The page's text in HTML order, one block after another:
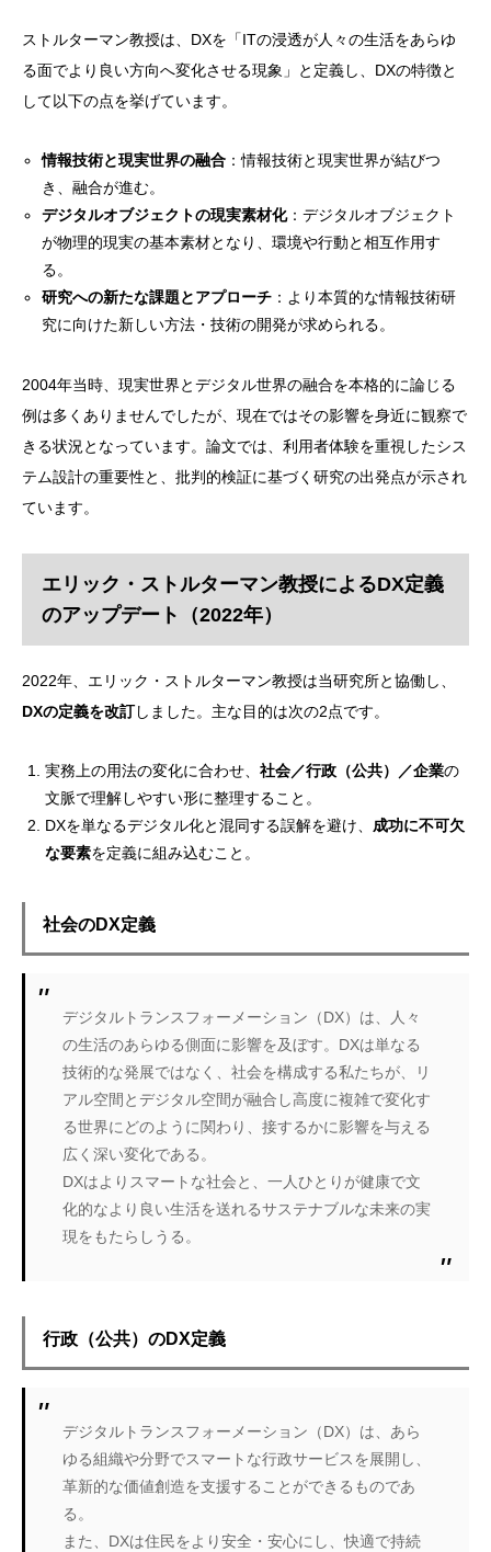
ストルターマン教授は、DXを「ITの浸透が人々の生活をあらゆ
る面でより良い方向へ変化させる現象」と定義し、DXの特徴と
して以下の点を挙げています。
情報技術と現実世界の融合 ：情報技術と現実世界が結びつ
き、融合が進む。
デジタルオブジェクトの現実素材化：デジタルオブジェクト
が物理的現実の基本素材となり、環境や行動と相互作用す
る。
研究への新たな課題とアプローチ ：より本質的な情報技術研
究に向けた新しい方法・技術の開発が求められる。
2004年当時、現実世界とデジタル世界の融合を本格的に論じる
例は多くありませんでしたが、現在ではその影響を身近に観察で
きる状況となっています。論文では、利用者体験を重視したシス
テム設計の重要性と、批判的検証に基づく研究の出発点が示され
ています。
エリック・ストルターマン教授によるDX定義
のアップデート（2022年）
2022年、エリック・ストルターマン教授は当研究所と協働し、
DXの定義を改訂しました。主な目的は次の2点です。
実務上の用法の変化に合わせ、 社会／行政（公共）／企業の
文脈で理解しやすい形に整理すること。
DXを単なるデジタル化と混同する誤解を避け、 成功に不可欠
な要素を定義に組み込むこと。
社会のDX定義
デジタルトランスフォーメーション（DX）は、人々
の生活のあらゆる側面に影響を及ぼす。DXは単なる
技術的な発展ではなく、社会を構成する私たちが、リ
アル空間とデジタル空間が融合し高度に複雑で変化す
る世界にどのように関わり、接するかに影響を与える
広く深い変化である。
DXはよりスマートな社会と、一人ひとりが健康で文
化的なより良い生活を送れるサステナブルな未来の実
現をもたらしうる。
行政（公共）のDX定義
デジタルトランスフォーメーション（DX）は、あら
ゆる組織や分野でスマートな行政サービスを展開し、
革新的な価値創造を支援することができるものであ
る。
また、DXは住民をより安全・安心にし、快適で持続